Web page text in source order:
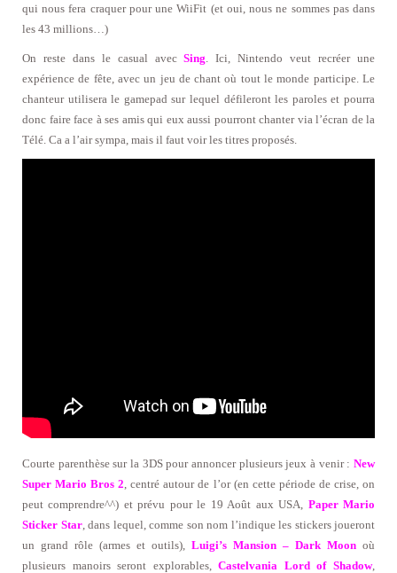
qui nous fera craquer pour une WiiFit (et oui, nous ne sommes pas dans
les 43 millions…)
On reste dans le casual avecSing . Ici, Nintendo veut recréer une
expérience de fête, avec un jeu de chant où tout le monde participe. Le
chanteur utilisera le gamepad sur lequel défileront les paroles et pourra
donc faire face à ses amis qui eux aussi pourront chanter via l’écran de la
Télé. Ca a l’air sympa, mais il faut voir les titres proposés.
Courte parenthèse sur la 3DS pour annoncer plusieurs jeux à venir : New
Super Mario Bros 2 , centré autour de l’or (en cette période de crise, on
peut comprendre^^) et prévu pour le 19 Août aux USA, Paper Mario
Sticker Star, dans lequel, comme son nom l’indique les stickers joueront
un grand rôle (armes et outils), Luigi’s Mansion – Dark Moon où
plusieurs manoirs seront explorables,Castelvania Lord of Shadow,